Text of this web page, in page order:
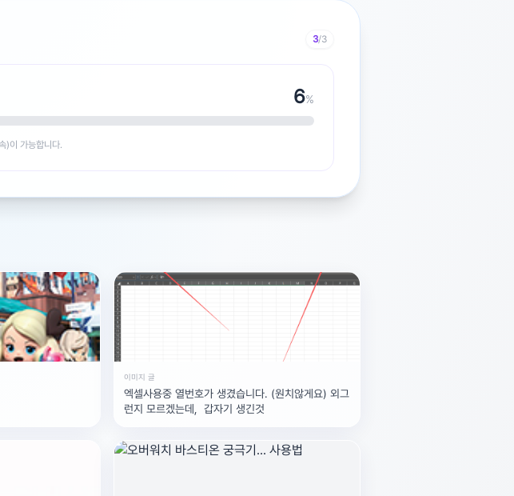
3/3
7%
)이 가능합니다.
이미지 글
엑셀사용중 열번호가 생겼습니다. (원치않게요) 외그
런지 모르겠는데, 갑자기 생긴것